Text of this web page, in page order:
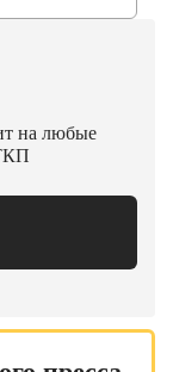
на любые